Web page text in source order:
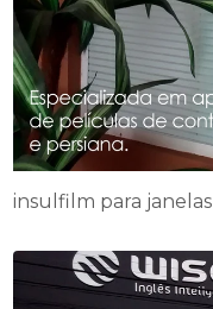
insulfilm para janelas